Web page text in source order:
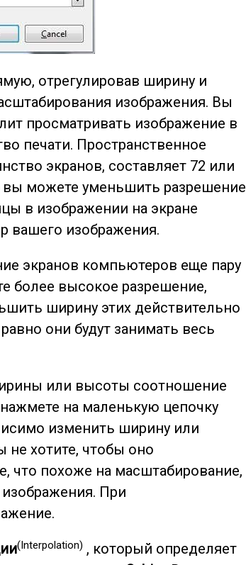
отрегулировав ширину и
изображения. Вы
просматривать изображение в
печати. Пространственное
экранов, составляет 72 или
вы можете уменьшить разрешение
в изображении на экране
вашего изображения.
экранов компьютеров еще пару
более высокое разрешение,
ширину этих действительно
они будут занимать весь
или высоты соотношение
на маленькую цепочку
изменить ширину или
не хотите, чтобы оно
что похоже на масштабирование,
При
(Interpolation) , который определяет